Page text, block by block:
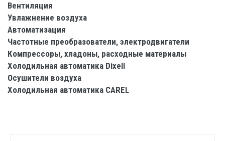
Вентиляция
Увлажнение воздуха
Автоматизация
Частотные преобразователи, электродвигатели
Компрессоры, хладоны, расходные материалы
Холодильная автоматика Dixell
Осушители воздуха
Холодильная автоматика CAREL